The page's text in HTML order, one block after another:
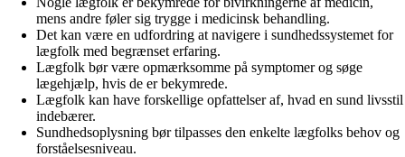
mens andre føler sig trygge i medicinsk behandling.
Det kan være en udfordring at navigere i sundhedssystemet for
lægfolk med begrænset erfaring.
Lægfolk bør være opmærksomme på symptomer og søge
lægehjælp, hvis de er bekymrede.
Lægfolk kan have forskellige opfattelser af, hvad en sund livsstil
indebærer.
Sundhedsoplysning bør tilpasses den enkelte lægfolks behov og
forståelsesniveau.